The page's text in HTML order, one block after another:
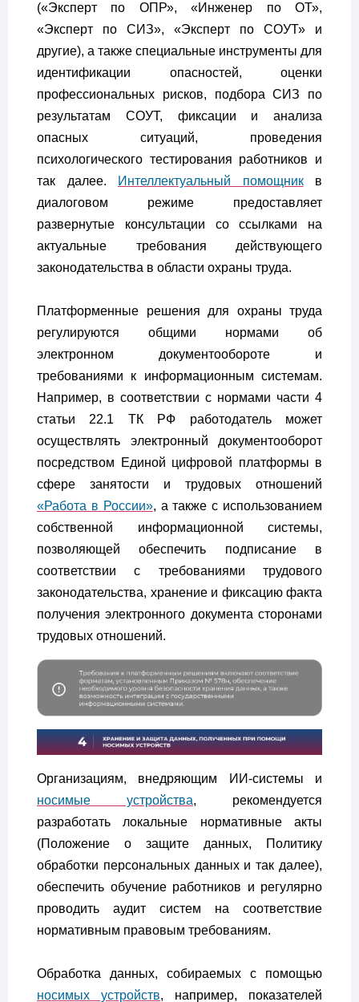
(«Эксперт по ОПР», «Инженер по ОТ»,
«Эксперт по СИЗ», «Эксперт по СОУТ» и
другие), а также специальные инструменты для
идентификации опасностей, оценки
профессиональных рисков, подбора СИЗ по
результатам СОУТ, фиксации и анализа
опасных ситуаций, проведения
психологического тестирования работников и
так далее.
Интеллектуальный помощникв
диалоговом режиме предоставляет
развернутые консультации со ссылками на
актуальные требования действующего
законодательства в области охраны труда.
Платформенные решения для охраны труда
регулируются общими нормами об
электронном документообороте и
требованиями к информационным системам.
Например, в соответствии с нормами части 4
статьи 22.1 ТК РФ работодатель может
осуществлять электронный документооборот
посредством Единой цифровой платформы в
сфере занятости и трудовых отношений
«Работа в России», а также с использованием
собственной информационной системы,
позволяющей обеспечить подписание в
соответствии с требованиями трудового
законодательства, хранение и фиксацию факта
получения электронного документа сторонами
трудовых отношений.
Организациям, внедряющим ИИ-системы и
носимые устройства, рекомендуется
разработать локальные нормативные акты
(Положение о защите данных, Политику
обработки персональных данных и так далее),
обеспечить обучение работников и регулярно
проводить аудит систем на соответствие
нормативным правовым требованиям.
Обработка данных, собираемых с помощью
носимых устройств, например, показателей